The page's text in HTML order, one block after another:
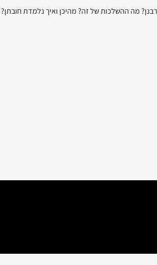
מה ההשלכות של זה? מהיכן ואיך נלמדת חובתן?